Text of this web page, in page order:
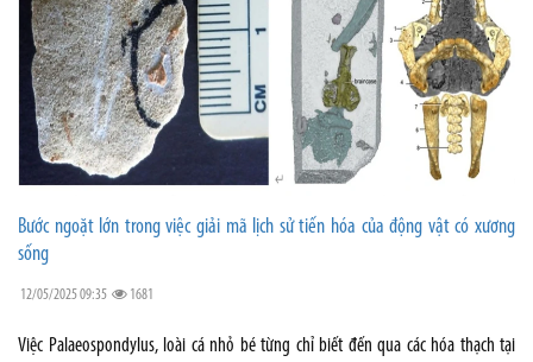
Bước ngoặt lớn trong việc giải mã lịch sử tiến hóa của động vật có xương
sống
12/05/2025 09:35 1681
Việc Palaeospondylus, loài cá nhỏ bé từng chỉ biết đến qua các hóa thạch tại